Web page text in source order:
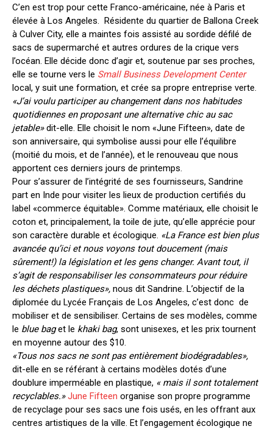
C’en est trop pour cette Franco-américaine, née à Paris et
élevée à Los Angeles. Résidente du quartier de Ballona Creek
à Culver City, elle a maintes fois assisté au sordide défilé de
sacs de supermarché et autres ordures de la crique vers
l’océan. Elle décide donc d’agir et, soutenue par ses proches,
elle se tourne vers le Small Business Development Center
local, y suit une formation, et crée sa propre entreprise verte.
«J’ai voulu participer au changement dans nos habitudes
quotidiennes en proposant une alternative chic au sac
jetable»dit-elle. Elle choisit le nom «June Fifteen», date de
son anniversaire, qui symbolise aussi pour elle l’équilibre
(moitié du mois, et de l’année), et le renouveau que nous
apportent ces derniers jours de printemps.
Pour s’assurer de l’intégrité de ses fournisseurs, Sandrine
part en Inde pour visiter les lieux de production certifiés du
label «commerce équitable». Comme matériaux, elle choisit le
coton et, principalement, la toile de jute, qu’elle apprécie pour
son caractère durable et écologique. «La France est bien plus
avancée qu’ici et nous voyons tout doucement (mais
sûrement!) la législation et les gens changer. Avant tout, il
s’agit de responsabiliser les consommateurs pour réduire
les déchets plastiques», nous dit Sandrine. L’objectif de la
diplomée du Lycée Français de Los Angeles, c’est donc de
mobiliser et de sensibiliser. Certains de ses modèles, comme
le blue baget le khaki bag, sont unisexes, et les prix tournent
en moyenne autour des $10.
«Tous nos sacs ne sont pas entièrement biodégradables»,
dit-elle en se référant à certains modèles dotés d’une
doublure imperméable en plastique, « mais il sont totalement
recyclables.» June Fifteen organise son propre programme
de recyclage pour ses sacs une fois usés, en les offrant aux
centres artistiques de la ville. Et l’engagement écologique ne